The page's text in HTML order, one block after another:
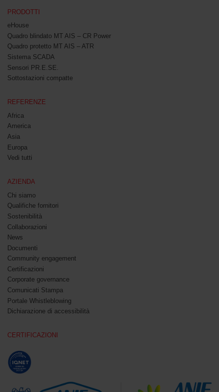
PRODOTTI
eHouse
Quadro blindato MT AIS – CR Power
Quadro protetto MT AIS – ATR
Sistema SCADA
Sensori PR.E.SE.
Sottostazioni compatte
REFERENZE
Africa
America
Asia
Europa
Vedi tutti
AZIENDA
Chi siamo
Qualifiche fornitori
Sostenibilità
Collaborazioni
News
Documenti
Community engagement
Certificazioni
Corporate governance
Comunicati Stampa
Portale Whistleblowing
Dichiarazione di accessibilità
CERTIFICAZIONI